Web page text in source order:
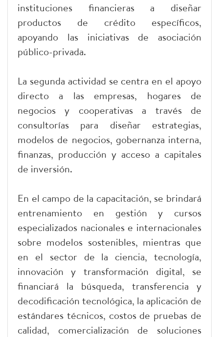
instituciones financieras a diseñar
productos de crédito específicos,
apoyando las iniciativas de asociación
público-privada.
La segunda actividad se centra en el apoyo
directo a las empresas, hogares de
negocios y cooperativas a través de
consultorías para diseñar estrategias,
modelos de negocios, gobernanza interna,
finanzas, producción y acceso a capitales
de inversión.
En el campo de la capacitación, se brindará
entrenamiento en gestión y cursos
especializados nacionales e internacionales
sobre modelos sostenibles, mientras que
en el sector de la ciencia, tecnología,
innovación y transformación digital, se
financiará la búsqueda, transferencia y
decodificación tecnológica, la aplicación de
estándares técnicos, costos de pruebas de
calidad, comercialización de soluciones